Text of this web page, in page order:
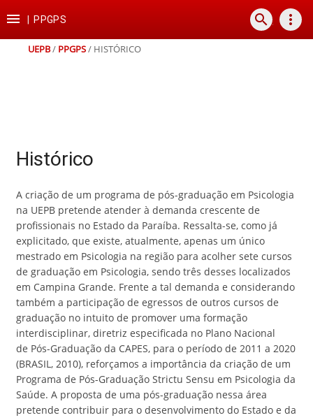
para
conteúdo
para
para
para
rodapé
 PPGPS search more_vert
UEPB/ PPGPS/ HISTÓRICO
Histórico
A criação de um programa de pós-graduação em Psicologia
na UEPB pretende atender à demanda crescente de
profissionais no Estado da Paraíba. Ressalta-se, como já
explicitado, que existe, atualmente, apenas um único
mestrado em Psicologia na região para acolher sete cursos
de graduação em Psicologia, sendo três desses localizados
em Campina Grande. Frente a tal demanda e considerando
também a participação de egressos de outros cursos de
graduação no intuito de promover uma formação
interdisciplinar, diretriz especificada no Plano Nacional
de Pós-Graduação da CAPES, para o período de 2011 a 2020
(BRASIL, 2010), reforçamos a importância da criação de um
Programa de Pós-Graduação Strictu Sensu em Psicologia da
Saúde. A proposta de uma pós-graduação nessa área
pretende contribuir para o desenvolvimento do Estado e da